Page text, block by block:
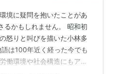
境に疑問を抱いたことがあ
るかもしれません。 昭和初
怒りと叫びを描いた小林多
は100年近く経った今でも
働環境や社会構造にもアラ